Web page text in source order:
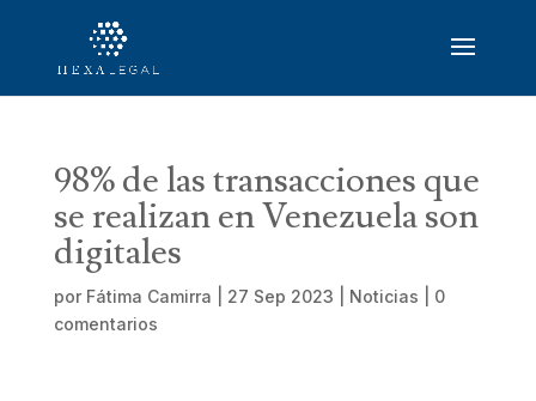
98% de las transacciones que
se realizan en Venezuela son
digitales
por Fátima Camirra 27 Sep 2023 Noticias
0
comentarios